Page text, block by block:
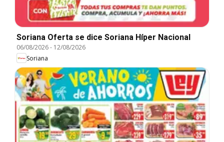
Soriana Oferta se dice Soriana Híper Nacional
06/08/2026- 12/08/2026
Soriana